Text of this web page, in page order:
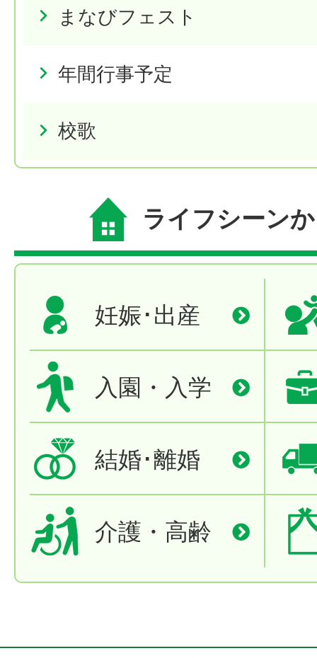
まなびフェスト
年間行事予定
校歌
ライフシーン
妊娠･出産
入園・入学
結婚･離婚
介護・高齢